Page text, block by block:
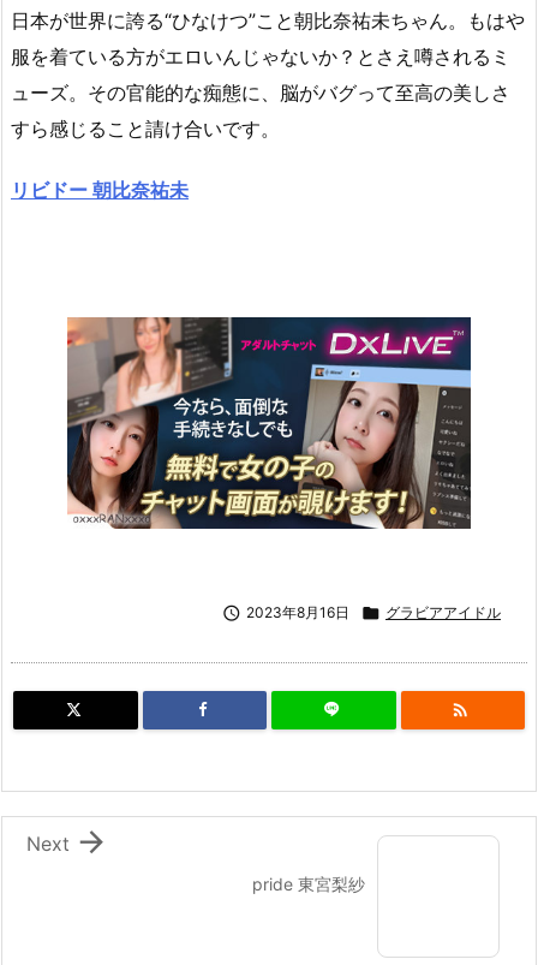
日本が世界に誇る“ひなけつ”こと朝比奈祐未ちゃん。もはや
服を着ている方がエロいんじゃないか？とさえ噂されるミ
ューズ。その官能的な痴態に、脳がバグって至高の美しさ
すら感じること請け合いです。
リビドー 朝比奈祐未
 2023年8月16日  グラビアアイドル

pride 東宮梨紗

Next